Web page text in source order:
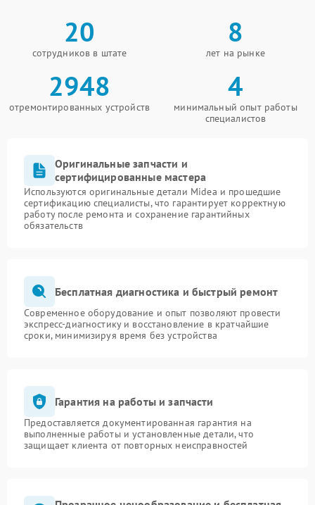
20
сотрудников в штате
8
лет на рынке
2948
отремонтированных устройств
4
минимальный опыт работы
специалистов
Оригинальные запчасти и
сертифицированные мастера
Используются оригинальные детали Midea и прошедшие
сертификацию специалисты, что гарантирует корректную
работу после ремонта и сохранение гарантийных
обязательств
Бесплатная диагностика и быстрый ремонт
Современное оборудование и опыт позволяют провести
экспресс-диагностику и восстановление в кратчайшие
сроки, минимизируя время без устройства
Гарантия на работы и запчасти
Предоставляется документированная гарантия на
выполненные работы и установленные детали, что
защищает клиента от повторных неисправностей